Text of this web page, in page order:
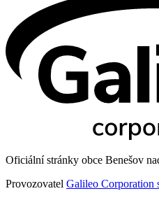
Oficiální stránky obce Benešov
Provozovatel Galileo Corporation